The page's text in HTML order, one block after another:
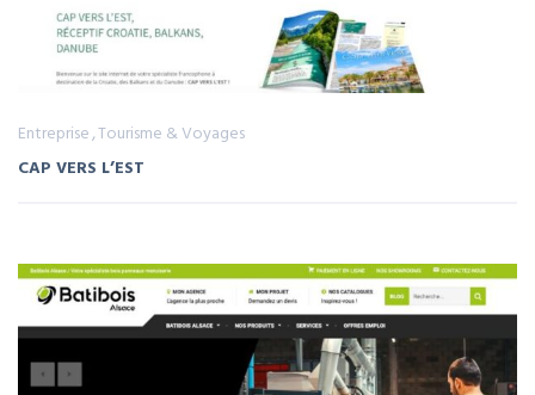
Entreprise Tourisme & Voyages
CAP VERS L’EST